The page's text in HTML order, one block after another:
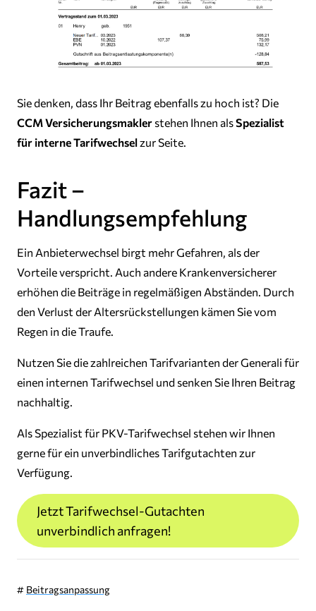
Sie denken, dass Ihr Beitrag ebenfalls zu hoch ist? Die
CCM Versicherungsmakler stehen Ihnen alsSpezialist
für interne Tarifwechselzur Seite.
Fazit –
Handlungsempfehlung
Ein Anbieterwechsel birgt mehr Gefahren, als der
Vorteile verspricht. Auch andere Krankenversicherer
erhöhen die Beiträge in regelmäßigen Abständen. Durch
den Verlust der Altersrückstellungen kämen Sie vom
Regen in die Traufe.
Nutzen Sie die zahlreichen Tarifvarianten der Generali für
einen internen Tarifwechsel und senken Sie Ihren Beitrag
nachhaltig.
Als Spezialist für PKV-Tarifwechsel stehen wir Ihnen
gerne für ein unverbindliches Tarifgutachten zur
Verfügung.
Jetzt Tarifwechsel-Gutachten
unverbindlich anfragen!
# Beitragsanpassung